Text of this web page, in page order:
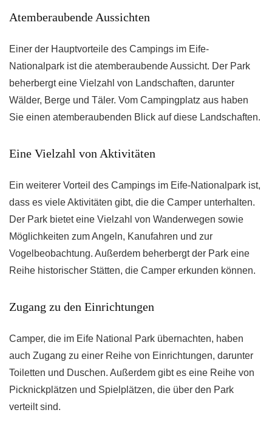
Atemberaubende Aussichten
Einer der Hauptvorteile des Campings im Eife-
Nationalpark ist die atemberaubende Aussicht. Der Park
beherbergt eine Vielzahl von Landschaften, darunter
Wälder, Berge und Täler. Vom Campingplatz aus haben
Sie einen atemberaubenden Blick auf diese Landschaften.
Eine Vielzahl von Aktivitäten
Ein weiterer Vorteil des Campings im Eife-Nationalpark ist,
dass es viele Aktivitäten gibt, die die Camper unterhalten.
Der Park bietet eine Vielzahl von Wanderwegen sowie
Möglichkeiten zum Angeln, Kanufahren und zur
Vogelbeobachtung. Außerdem beherbergt der Park eine
Reihe historischer Stätten, die Camper erkunden können.
Zugang zu den Einrichtungen
Camper, die im Eife National Park übernachten, haben
auch Zugang zu einer Reihe von Einrichtungen, darunter
Toiletten und Duschen. Außerdem gibt es eine Reihe von
Picknickplätzen und Spielplätzen, die über den Park
verteilt sind.